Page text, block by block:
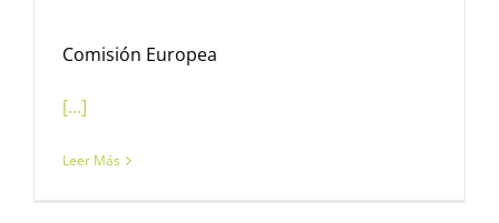
Comisión Europea
[…]
Leer Más